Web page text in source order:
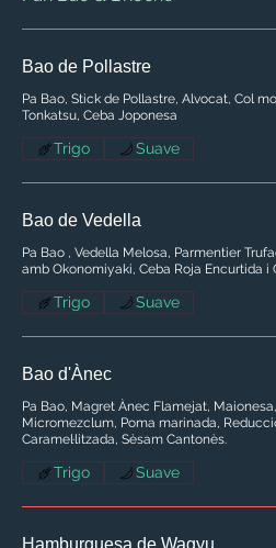
Bao de Pollastre
Pa Bao, Stick de Pollastre, Alvocat, Col
Tonkatsu, Ceba Joponesa
Trigo Suave
Bao de Vedella
Pa Bao , Vedella Melosa, Parmentier
Trigo Suave
Bao d'Ànec
Pa Bao, Magret Ànec Flamejat,
Micromezclum, Poma marinada,
Caramel·litzada, Sèsam Cantonès.
Trigo Suave
Hamburguesa de Wagyu